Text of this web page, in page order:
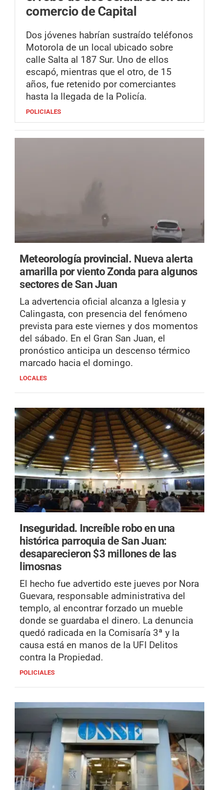
comercio de Capital
Dos jóvenes habrían sustraído teléfonos
Motorola de un local ubicado sobre
calle Salta al 187 Sur. Uno de ellos
escapó, mientras que el otro, de 15
años, fue retenido por comerciantes
hasta la llegada de la Policía.
POLICIALES
Meteorología provincial. Nueva alerta
amarilla por viento Zonda para algunos
sectores de San Juan
La advertencia oficial alcanza a Iglesia y
Calingasta, con presencia del fenómeno
prevista para este viernes y dos momentos
del sábado. En el Gran San Juan, el
pronóstico anticipa un descenso térmico
marcado hacia el domingo.
LOCALES
Inseguridad. Increíble robo en una
histórica parroquia de San Juan:
desaparecieron $3 millones de las
limosnas
El hecho fue advertido este jueves por Nora
Guevara, responsable administrativa del
templo, al encontrar forzado un mueble
donde se guardaba el dinero. La denuncia
quedó radicada en la Comisaría 3ª y la
causa está en manos de la UFI Delitos
contra la Propiedad.
POLICIALES